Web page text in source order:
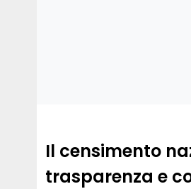
Il censimento
trasparenza e